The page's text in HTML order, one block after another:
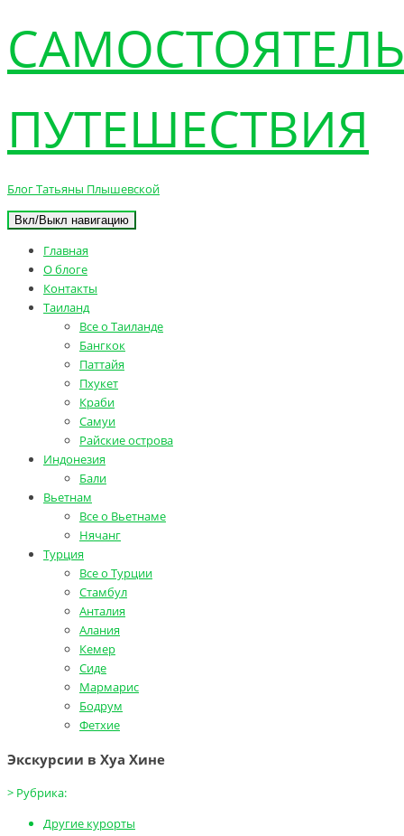
ПУТЕШЕСТВИЯ
Блог Татьяны Плышевской
Вкл/Выкл навигацию
Главная
О блоге
Контакты
Таиланд
Все о Таиланде
Бангкок
Паттайя
Пхукет
Краби
Самуи
Райские острова
Индонезия
Бали
Вьетнам
Все о Вьетнаме
Нячанг
Турция
Все о Турции
Стамбул
Анталия
Алания
Кемер
Сиде
Мармарис
Бодрум
Фетхие
Экскурсии в Хуа Хине
> Рубрика:
Другие курорты